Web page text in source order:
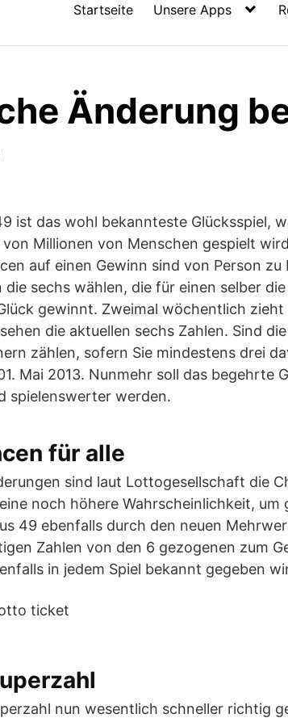
Startseite Unsere Apps
Änderung
ist das wohl bekannteste Glücksspiel,
Millionen von Menschen gespielt
auf einen Gewinn sind von Person
die sechs wählen, die für einen selber
gewinnt. Zweimal wöchentlich zieht
die aktuellen sechs Zahlen. Sind
zählen, sofern Sie mindestens drei
Mai 2013. Nunmehr soll das begehrte
spielenswerter werden.
für alle
sind laut Lottogesellschaft die
noch höhere Wahrscheinlichkeit,
49 ebenfalls durch den neuen
Zahlen von den 6 gezogenen zum
in jedem Spiel bekannt gegeben
nun wesentlich schneller richtig